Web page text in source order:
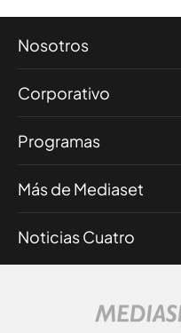
Nosotros
Corporativo
Programas
Más de Mediaset
Noticias Cuatro